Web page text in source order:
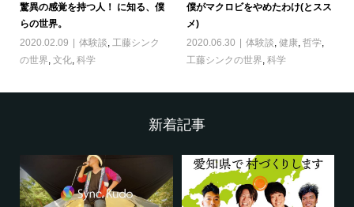
驚異の感覚を持つ人！ に知る、僕
らの世界。
2020.02.09
体験談 工藤シンク
の世界 文化, 科学
僕がマクロビをやめたわけ(とスス
メ)
2020.06.30
体験談 ,健康 ,哲学
工藤シンクの世界 ,科学
新着記事